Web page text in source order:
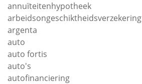
annuïteitenhypotheek
arbeidsongeschiktheidsverzekering
argenta
auto
auto fortis
auto's
autofinanciering